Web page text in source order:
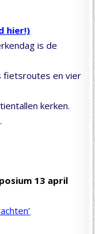
hier!)
is de
fietsroutes en vier
kerken.
13 april